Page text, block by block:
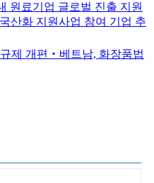
원료기업 글로벌 진출 지원
산화 지원사업 참여 기업 추
규제 개편‧베트남, 화장품법